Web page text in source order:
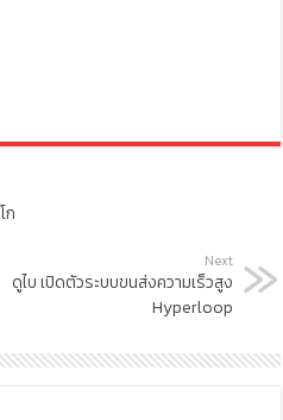
ก
Next
ดูไบ เปิดตัวระบบขนส่งความเร็วสูง
Hyperloop